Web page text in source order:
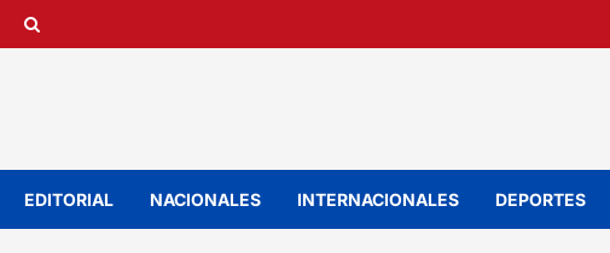
Saltar
EDITORIAL NACIONALES INTERNACIONALES DEPORTES